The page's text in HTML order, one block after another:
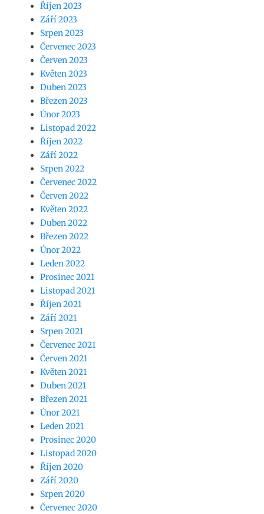
Říjen 2023
Září 2023
Srpen 2023
Červenec 2023
Červen 2023
Květen 2023
Duben 2023
Březen 2023
Únor 2023
Listopad 2022
Říjen 2022
Září 2022
Srpen 2022
Červenec 2022
Červen 2022
Květen 2022
Duben 2022
Březen 2022
Únor 2022
Leden 2022
Prosinec 2021
Listopad 2021
Říjen 2021
Září 2021
Srpen 2021
Červenec 2021
Červen 2021
Květen 2021
Duben 2021
Březen 2021
Únor 2021
Leden 2021
Prosinec 2020
Listopad 2020
Říjen 2020
Září 2020
Srpen 2020
Červenec 2020